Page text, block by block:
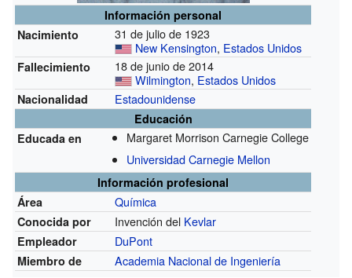
Información personal
Nacimiento
31 de julio de 1923
New Kensington, Estados Unidos
Fallecimiento
18 de junio de 2014
Wilmington, Estados Unidos
Nacionalidad Estadounidense
Educación
Educada en
Margaret Morrison Carnegie College
Universidad Carnegie Mellon
Información profesional
Área
Química
Conocida por Invención del Kevlar
Empleador DuPont
Miembro de Academia Nacional de Ingeniería